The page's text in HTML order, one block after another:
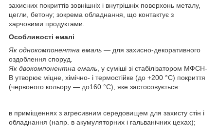
захисних покриттів зовнішніх і внутрішніх поверхонь металу,
цегли, бетону; зокрема обладнання, що контактує з
харчовими продуктами.
Особливості емалі
Як однокомпонентна емаль — для захисно-декоративного
оздоблення споруд.
Як двокомпонентна емаль , у суміші зі стабілізатором МФСН-
В утворює міцне, хімічно- і термостійке (до +200 °C) покриття
(червоного кольору — до160 °C), яке застосовується:
в приміщеннях з агресивним середовищем для захисту стін і
обладнання (напр. в акумуляторних і гальванічних цехах);